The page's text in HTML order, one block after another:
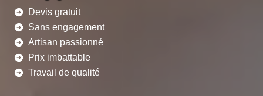
Devis gratuit
Sans engagement
Artisan passionné
Prix imbattable
Travail de qualité